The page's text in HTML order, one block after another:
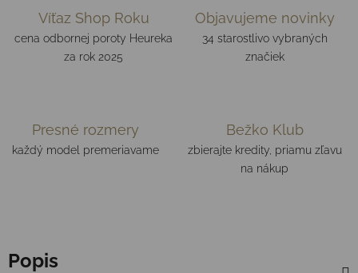
Víťaz Shop Roku
cena odbornej poroty Heureka
za rok 2025
Objavujeme novinky
34 starostlivo vybraných
značiek
Presné rozmery
každý model premeriavame
Bežko Klub
zbierajte kredity, priamu zľavu
na nákup
Popis